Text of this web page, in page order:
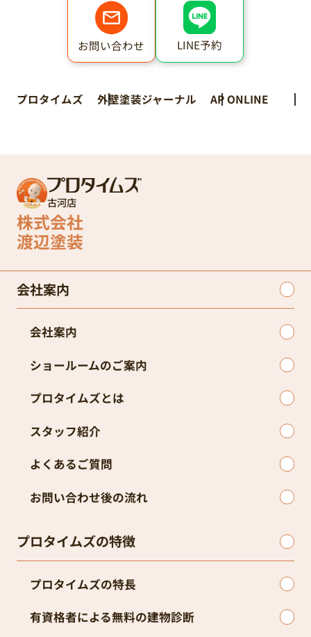
お問い合わせ LINE予約
プロタイムズ 外壁塗装ジャーナル AP ONLINE
古河店
株式会社
渡辺塗装
会社案内
会社案内
ショールームのご案内
プロタイムズとは
スタッフ紹介
よくあるご質問
お問い合わせ後の流れ
プロタイムズの特徴
プロタイムズの特長
有資格者による無料の建物診断